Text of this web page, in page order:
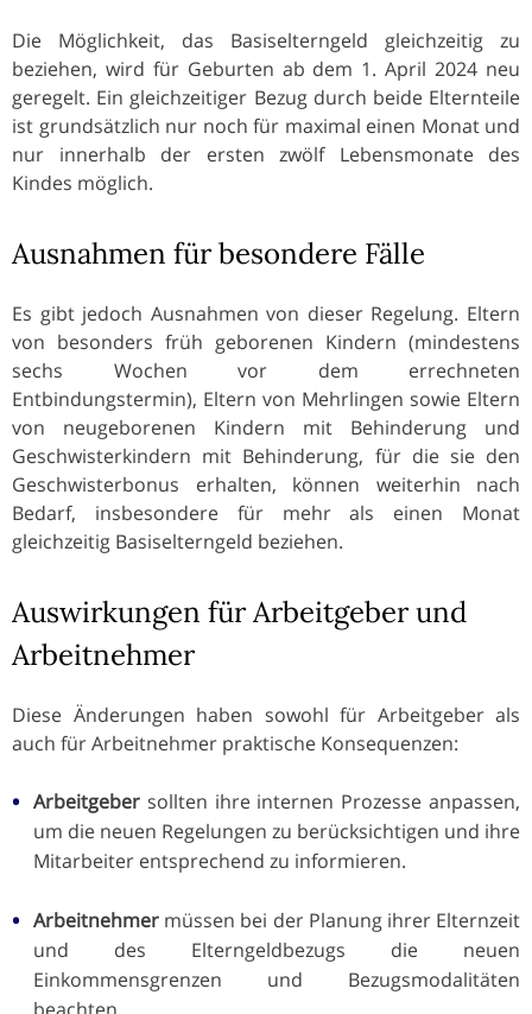
Die Möglichkeit, das Basiselterngeld gleichzeitig zu
beziehen, wird für Geburten ab dem 1. April 2024 neu
geregelt. Ein gleichzeitiger Bezug durch beide Elternteile
ist grundsätzlich nur noch für maximal einen Monat und
nur innerhalb der ersten zwölf Lebensmonate des
Kindes möglich.
Ausnahmen für besondere Fälle
Es gibt jedoch Ausnahmen von dieser Regelung. Eltern
von besonders früh geborenen Kindern (mindestens
sechs Wochen vor dem errechneten
Entbindungstermin), Eltern von Mehrlingen sowie Eltern
von neugeborenen Kindern mit Behinderung und
Geschwisterkindern mit Behinderung, für die sie den
Geschwisterbonus erhalten, können weiterhin nach
Bedarf, insbesondere für mehr als einen Monat
gleichzeitig Basiselterngeld beziehen.
Auswirkungen für Arbeitgeber und
Arbeitnehmer
Diese Änderungen haben sowohl für Arbeitgeber als
auch für Arbeitnehmer praktische Konsequenzen:
Arbeitgeber sollten ihre internen Prozesse anpassen,
um die neuen Regelungen zu berücksichtigen und ihre
Mitarbeiter entsprechend zu informieren.
Arbeitnehmer müssen bei der Planung ihrer Elternzeit
und des Elterngeldbezugs die neuen
Einkommensgrenzen und Bezugsmodalitäten